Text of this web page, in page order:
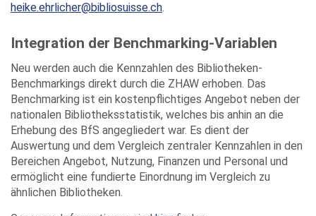
heike.ehrlicher@bibliosuisse.ch.
Integration der Benchmarking-Variablen
Neu werden auch die Kennzahlen des Bibliotheken-
Benchmarkings direkt durch die ZHAW erhoben. Das
Benchmarking ist ein kostenpflichtiges Angebot neben der
nationalen Bibliotheksstatistik, welches bis anhin an die
Erhebung des BfS angegliedert war. Es dient der
Auswertung und dem Vergleich zentraler Kennzahlen in den
Bereichen Angebot, Nutzung, Finanzen und Personal und
ermöglicht eine fundierte Einordnung im Vergleich zu
ähnlichen Bibliotheken.